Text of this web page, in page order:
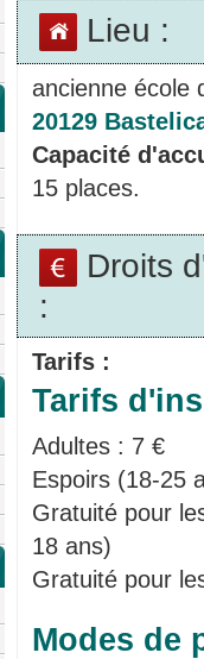
Lieu :
ancienne école
20129
Capacité
15 places.
Droits
:
Tarifs :
Tarifs
Adultes : 7 €
Espoirs (18-25
Gratuité pour
18 ans)
Gratuité pour
Modes de